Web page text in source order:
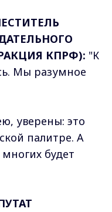
КПРФ): "К
Мы разумное
уверены: это
палитре. А
будет